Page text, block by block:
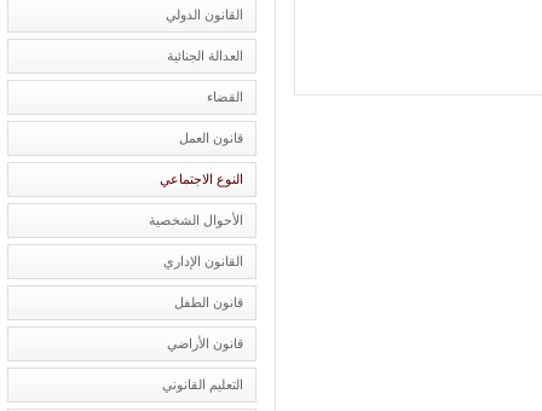
القانون الدولي
العدالة الجنائية
القضاء
قانون العمل
النوع الاجتماعي
الأحوال الشخصية
القانون الإداري
قانون الطفل
قانون الأراضي
التعليم القانوني